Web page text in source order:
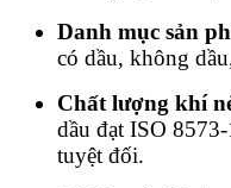
Danh mục sản
có dầu, không
Chất lượng khí
dầu đạt ISO
tuyệt đối.